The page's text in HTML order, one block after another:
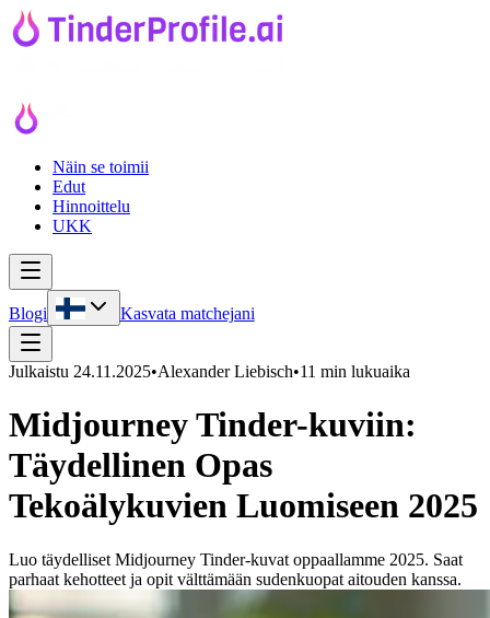
Näin se toimii
Edut
Hinnoittelu
UKK
Blogi Kasvata matchejani
Julkaistu 24.11.2025•Alexander Liebisch•11 min lukuaika
Midjourney Tinder-kuviin:
Täydellinen Opas
Tekoälykuvien Luomiseen 2025
Luo täydelliset Midjourney Tinder-kuvat oppaallamme 2025. Saat
parhaat kehotteet ja opit välttämään sudenkuopat aitouden kanssa.